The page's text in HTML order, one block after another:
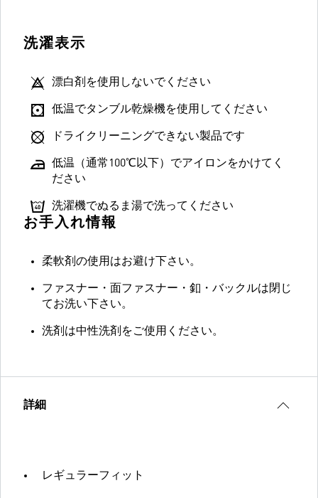
洗濯表示
漂白剤を使用しないでください
低温でタンブル乾燥機を使用してください
ドライクリーニングできない製品です
低温（通常100℃以下）でアイロンをかけてく
ださい
洗濯機でぬるま湯で洗ってください
お手入れ情報
柔軟剤の使用はお避け下さい。
ファスナー・面ファスナー・釦・バックルは閉じ
てお洗い下さい。
洗剤は中性洗剤をご使用ください。
詳細
レギュラーフィット